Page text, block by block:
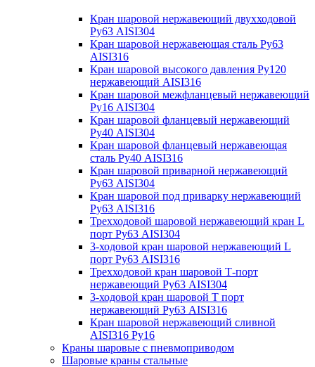
Кран шаровой нержавеющий двухходовой
Ру63 AISI304
Кран шаровой нержавеющая сталь Ру63
AISI316
Кран шаровой высокого давления Ру120
нержавеющий AISI316
Кран шаровой межфланцевый нержавеющий
Ру16 AISI304
Кран шаровой фланцевый нержавеющий
Ру40 AISI304
Кран шаровой фланцевый нержавеющая
сталь Ру40 AISI316
Кран шаровой приварной нержавеющий
Ру63 AISI304
Кран шаровой под приварку нержавеющий
Ру63 AISI316
Трехходовой шаровой нержавеющий кран L
порт Ру63 AISI304
3-ходовой кран шаровой нержавеющий L
порт Ру63 AISI316
Трехходовой кран шаровой Т-порт
нержавеющий Ру63 AISI304
3-ходовой кран шаровой Т порт
нержавеющий Ру63 AISI316
Кран шаровой нержавеющий сливной
AISI316 Ру16
Краны шаровые с пневмоприводом
Шаровые краны стальные